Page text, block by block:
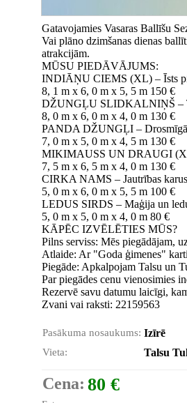
Gatavojamies Vasaras Ballīšu
Vai plāno dzimšanas dienas
atrakcijām.
MŪSU PIEDĀVĀJUMS:
INDIĀŅU CIEMS (XL) – Īsts
8, 1 m x 6, 0 m x 5, 5 m 150 €
DŽUNGĻU SLIDKALNIŅŠ –
8, 0 m x 6, 0 m x 4, 0 m 130 €
PANDA DŽUNGĻI –
7, 0 m x 5, 0 m x 4, 5 m 130 €
MIKIMAUSS UN DRAUGI
7, 5 m x 6, 5 m x 4, 0 m 130 €
CIRKA NAMS – Jautrības
5, 0 m x 6, 0 m x 5, 5 m 100 €
LEDUS SIRDS – Maģija un
5, 0 m x 5, 0 m x 4, 0 m 80 €
KĀPĒC IZVĒLĒTIES MŪS?
Pilns serviss: Mēs piegādājam,
Atlaide: Ar "Goda ģimenes"
Piegāde: Apkalpojam Talsu un
Par piegādes cenu vienosimies
Rezervē savu datumu laicīgi,
Zvani vai raksti: 22159563
Pasākuma nosaukums: Izīrē
Vieta: Talsu
Cena: 80 €